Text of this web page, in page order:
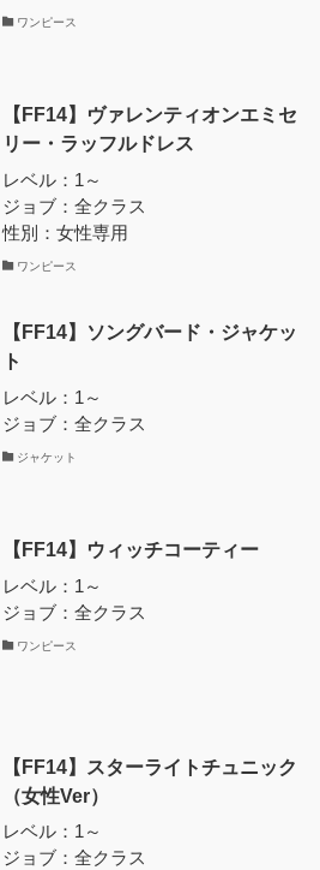
ワンピース
【FF14】ヴァレンティオンエミセ
リー・ラッフルドレス
レベル：1～
ジョブ：全クラス
性別：女性専用
ワンピース
【FF14】ソングバード・ジャケッ
ト
レベル：1～
ジョブ：全クラス
ジャケット
【FF14】ウィッチコーティー
レベル：1～
ジョブ：全クラス
ワンピース
【FF14】スターライトチュニック
（女性Ver）
レベル：1～
ジョブ：全クラス